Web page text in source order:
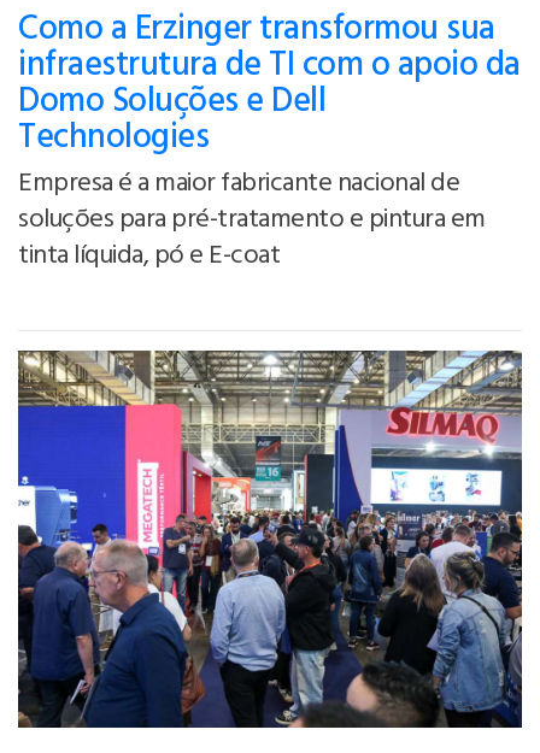
Como a Erzinger transformou sua
infraestrutura de TI com o apoio da
Domo Soluções e Dell
Technologies
Empresa é a maior fabricante nacional de
soluções para pré-tratamento e pintura em
tinta líquida, pó e E-coat